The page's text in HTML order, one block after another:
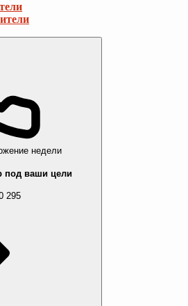
недели
под ваши цели
295